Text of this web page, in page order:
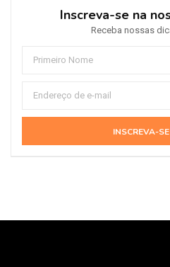
Inscreva-se na
Receba nossas